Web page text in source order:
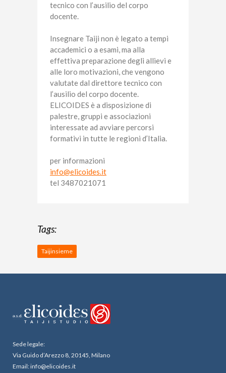
tecnico con l’ausilio del corpo
docente.
Insegnare Taiji non è legato a tempi
accademici o a esami, ma alla
effettiva preparazione degli allievi e
alle loro motivazioni, che vengono
valutate dal direttore tecnico con
l’ausilio del corpo docente.
ELICOIDES è a disposizione di
palestre, gruppi e associazioni
interessate ad avviare percorsi
formativi in tutte le regioni d’Italia.
per informazioni
info@elicoides.it
tel 3487021071
Tags:
Taijinsieme
Sede legale:
Via Guido d’Arezzo 8, 20145, Milano
Email: info@elicoides.it